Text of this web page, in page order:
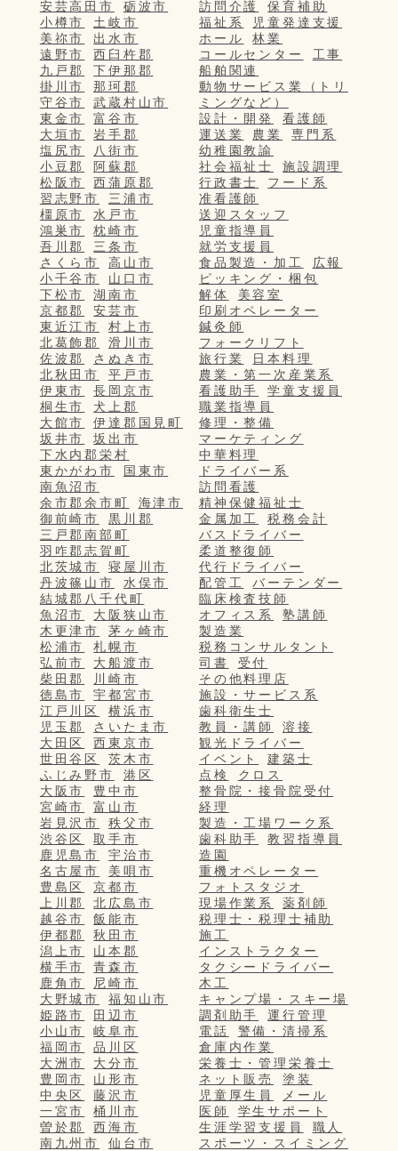
安芸高田市
砺波市
小樽市
土岐市
美祢市
出水市
遠野市
西臼杵郡
九戸郡
下伊那郡
掛川市
那珂郡
守谷市
武蔵村山市
東金市
富谷市
大垣市
岩手郡
塩尻市
八街市
小豆郡
阿蘇郡
松阪市
西蒲原郡
習志野市
三浦市
橿原市
水戸市
鴻巣市
枕崎市
吾川郡
三条市
さくら市
高山市
小千谷市
山口市
下松市
湖南市
京都郡
安芸市
東近江市
村上市
北葛飾郡
滑川市
佐波郡
さぬき市
北秋田市
平戸市
伊東市
長岡京市
桐生市
犬上郡
大館市
伊達郡国見町
坂井市
坂出市
下水内郡栄村
東かがわ市
国東市
南魚沼市
余市郡余市町
海津市
御前崎市
黒川郡
三戸郡南部町
羽咋郡志賀町
北茨城市
寝屋川市
丹波篠山市
水俣市
結城郡八千代町
魚沼市
大阪狭山市
木更津市
茅ヶ崎市
松浦市
札幌市
弘前市
大船渡市
柴田郡
川崎市
徳島市
宇都宮市
江戸川区
横浜市
児玉郡
さいたま市
大田区
西東京市
世田谷区
茨木市
ふじみ野市
港区
大阪市
豊中市
宮崎市
富山市
岩見沢市
秩父市
渋谷区
取手市
鹿児島市
宇治市
名古屋市
美唄市
豊島区
京都市
上川郡
北広島市
越谷市
飯能市
伊都郡
秋田市
潟上市
山本郡
横手市
青森市
鹿角市
尼崎市
大野城市
福知山市
姫路市
田辺市
小山市
岐阜市
福岡市
品川区
大洲市
大分市
豊岡市
山形市
中央区
藤沢市
一宮市
桶川市
曽於郡
西海市
南九州市
仙台市
訪問介護
保育補助
福祉系
児童発達支援
ホール
林業
コールセンター
工事
船舶関連
動物サービス業（トリ
ミングなど）
設計・開発
看護師
運送業
農業
専門系
幼稚園教諭
社会福祉士
施設調理
行政書士
フード系
准看護師
送迎スタッフ
児童指導員
就労支援員
食品製造・加工
広報
ピッキング・梱包
解体
美容室
印刷オペレーター
鍼灸師
フォークリフト
旅行業
日本料理
農業・第一次産業系
看護助手
学童支援員
職業指導員
修理・整備
マーケティング
中華料理
ドライバー系
訪問看護
精神保健福祉士
金属加工
税務会計
バスドライバー
柔道整復師
代行ドライバー
配管工
バーテンダー
臨床検査技師
オフィス系
塾講師
製造業
税務コンサルタント
司書
受付
その他料理店
施設・サービス系
歯科衛生士
教員・講師
溶接
観光ドライバー
イベント
建築士
点検
クロス
整骨院・接骨院受付
経理
製造・工場ワーク系
歯科助手
教習指導員
造園
重機オペレーター
フォトスタジオ
現場作業系
薬剤師
税理士・税理士補助
施工
インストラクター
タクシードライバー
木工
キャンプ場・スキー場
調剤助手
運行管理
電話
警備・清掃系
倉庫内作業
栄養士・管理栄養士
ネット販売
塗装
児童厚生員
メール
医師
学生サポート
生涯学習支援員
職人
スポーツ・スイミング